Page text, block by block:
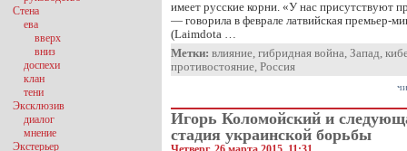
имеет русские корни. «У нас присутствуют
— говорила в феврале латвийская премьер-
(Laimdota …
Метки: влияние, гибридная война, Запад,
противостояние, Россия
Игорь Коломойский и
стадия украинской борьбы
Стена
ева
вверх
вниз
доспехи
клан
тени
Эксклюзив
диалог
мнение
Экстерьер